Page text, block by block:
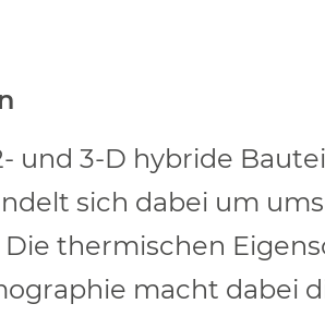
und 3-D hybride
sich dabei um
thermischen
macht dabei